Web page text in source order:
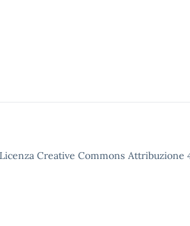
Creative Commons Attribuzione